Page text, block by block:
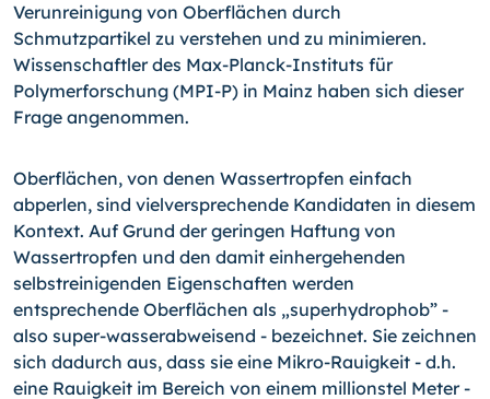
Verunreinigung von Oberflächen durch
Schmutzpartikel zu verstehen und zu minimieren.
Wissenschaftler des Max-Planck-Instituts für
Polymerforschung (MPI-P) in Mainz haben sich dieser
Frage angenommen.
Oberflächen, von denen Wassertropfen einfach
abperlen, sind vielversprechende Kandidaten in diesem
Kontext. Auf Grund der geringen Haftung von
Wassertropfen und den damit einhergehenden
selbstreinigenden Eigenschaften werden
entsprechende Oberflächen als „superhydrophob” -
also super-wasserabweisend - bezeichnet. Sie zeichnen
sich dadurch aus, dass sie eine Mikro-Rauigkeit - d.h.
eine Rauigkeit im Bereich von einem millionstel Meter -